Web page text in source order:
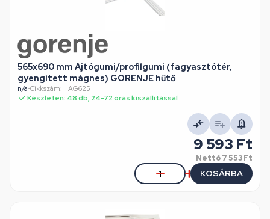
565x690 mm Ajtógumi/profilgumi (fagyasztótér,
gyengített mágnes) GORENJE hűtő
n/a•Cikkszám: HAG625
Készleten: 48 db, 24-72 órás kiszállítással
9 593 Ft
Nettó7 553 Ft
KOSÁRBA